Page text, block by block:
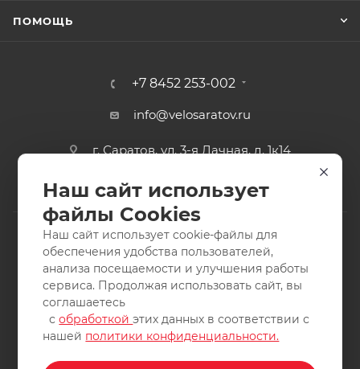
ПОМОЩЬ
+7 8452 253-002
info@velosaratov.ru
г. Саратов, ул. 3-я Дачная, д. 1к14
2011-2026 © интернет-магазин спортивных товаров
ВелоСаратов. Не является публичной офертой. Все права
защищены. Заимствование материалов и фотографий
запрещено.
Наш сайт использует
файлы Cookies
Наш сайт использует cookie-файлы для
обеспечения удобства пользователей,
анализа посещаемости и улучшения работы
сервиса. Продолжая использовать сайт, вы
соглашаетесь
собработкойэтих данных в соответствии с
нашей политики конфиденциальности.